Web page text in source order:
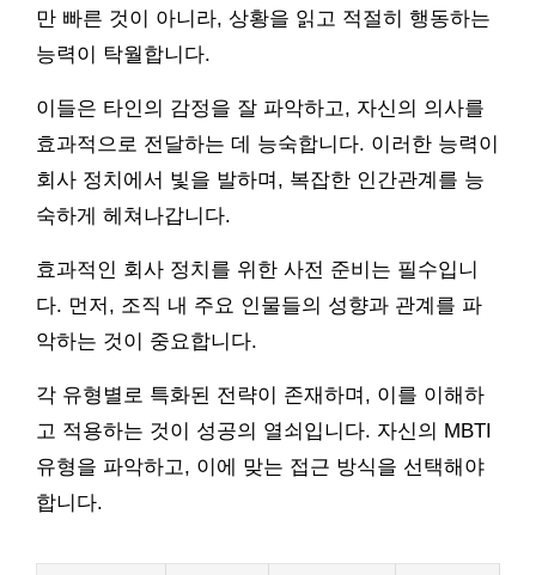
만 빠른 것이 아니라, 상황을 읽고 적절히 행동하는
능력이 탁월합니다.
이들은 타인의 감정을 잘 파악하고, 자신의 의사를
효과적으로 전달하는 데 능숙합니다. 이러한 능력이
회사 정치에서 빛을 발하며, 복잡한 인간관계를 능
숙하게 헤쳐나갑니다.
효과적인 회사 정치를 위한 사전 준비는 필수입니
다. 먼저, 조직 내 주요 인물들의 성향과 관계를 파
악하는 것이 중요합니다.
각 유형별로 특화된 전략이 존재하며, 이를 이해하
고 적용하는 것이 성공의 열쇠입니다. 자신의 MBTI
유형을 파악하고, 이에 맞는 접근 방식을 선택해야
합니다.